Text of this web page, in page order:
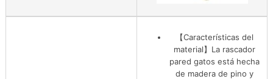
【Características del
material】La rascador
pared gatos está hecha
de madera de pino y